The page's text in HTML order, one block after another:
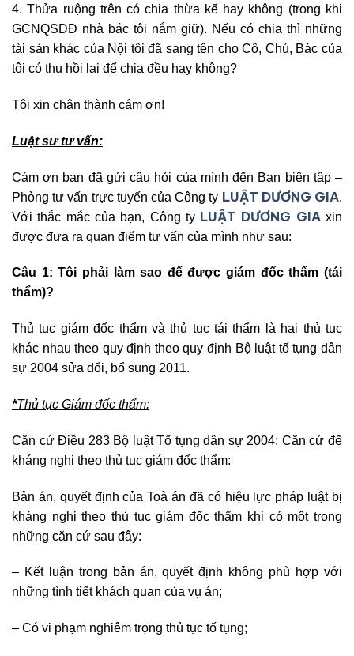
4. Thửa ruộng trên có chia thừa kế hay không (trong khi
GCNQSDĐ nhà bác tôi nắm giữ). Nếu có chia thì những
tài sản khác của Nội tôi đã sang tên cho Cô, Chú, Bác của
tôi có thu hồi lại để chia đều hay không?
Tôi xin chân thành cám ơn!
Luật sư tư vấn:
Cám ơn bạn đã gửi câu hỏi của mình đến Ban biên tập –
Phòng tư vấn trực tuyến của Công ty LUẬT DƯƠNG GIA.
Với thắc mắc của bạn, Công ty LUẬT DƯƠNG GIAxin
được đưa ra quan điểm tư vấn của mình như sau:
Câu 1: Tôi phải làm sao để được giám đốc thẩm (tái
thẩm)?
Thủ tục giám đốc thẩm và thủ tục tái thẩm là hai thủ tục
khác nhau theo quy định theo quy định Bộ luật tố tụng dân
sự 2004 sửa đổi, bổ sung 2011.
*Thủ tục Giám đốc thẩm:
Căn cứ Điều 283 Bộ luật Tố tụng dân sự 2004: Căn cứ để
kháng nghị theo thủ tục giám đốc thẩm:
Bản án, quyết định của Toà án đã có hiệu lực pháp luật bị
kháng nghị theo thủ tục giám đốc thẩm khi có một trong
những căn cứ sau đây:
– Kết luận trong bản án, quyết định không phù hợp với
những tình tiết khách quan của vụ án;
– Có vi phạm nghiêm trọng thủ tục tố tụng;